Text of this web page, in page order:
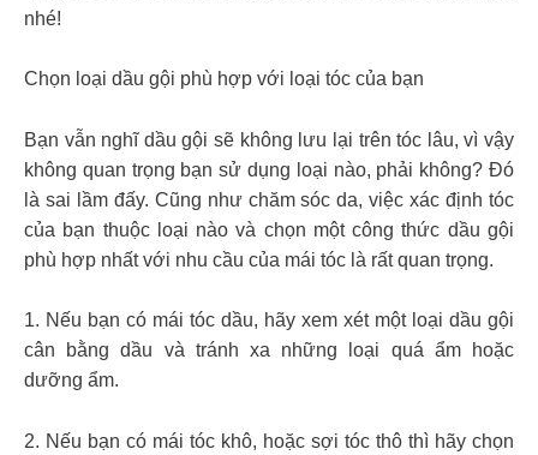
nhé!
Chọn loại dầu gội phù hợp với loại tóc của bạn
Bạn vẫn nghĩ dầu gội sẽ không lưu lại trên tóc lâu, vì vậy
không quan trọng bạn sử dụng loại nào, phải không? Đó
là sai lầm đấy. Cũng như chăm sóc da, việc xác định tóc
của bạn thuộc loại nào và chọn một công thức dầu gội
phù hợp nhất với nhu cầu của mái tóc là rất quan trọng.
1. Nếu bạn có mái tóc dầu, hãy xem xét một loại dầu gội
cân bằng dầu và tránh xa những loại quá ẩm hoặc
dưỡng ẩm.
2. Nếu bạn có mái tóc khô, hoặc sợi tóc thô thì hãy chọn